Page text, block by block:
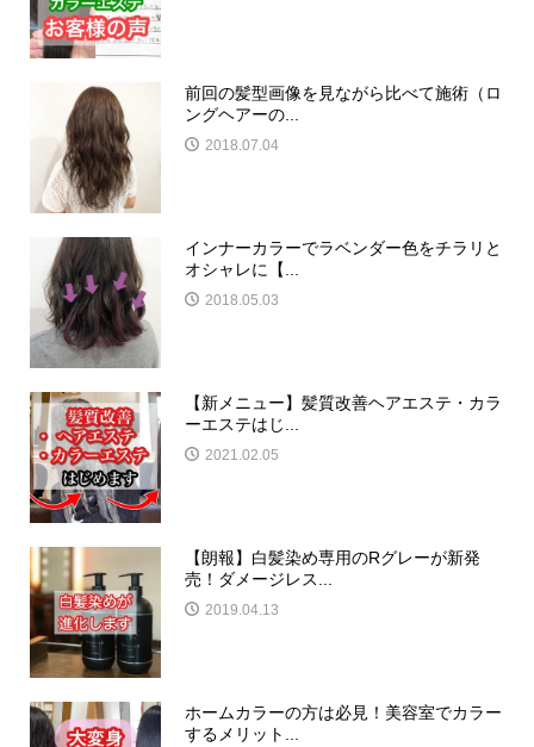
前回の髪型画像を見ながら比べて施術（ロ
ングヘアーの...
2018.07.04
インナーカラーでラベンダー色をチラリと
オシャレに【...
2018.05.03
【新メニュー】髪質改善ヘアエステ・カラ
ーエステはじ...
2021.02.05
【朗報】白髪染め専用のRグレーが新発
売！ダメージレス...
2019.04.13
ホームカラーの方は必見！美容室でカラー
するメリット...